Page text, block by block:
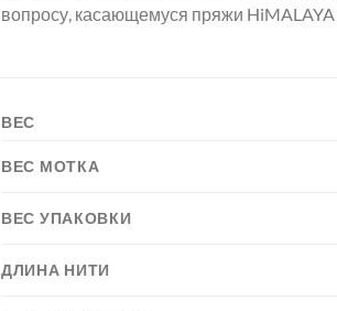
вопросу, касающемуся пряжи HiMALAYA
ВЕС
ВЕС МОТКА
ВЕС УПАКОВКИ
ДЛИНА НИТИ